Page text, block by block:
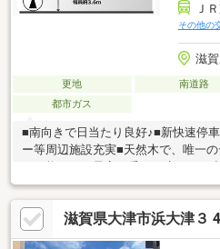
Ｊ
その他の
滋
更地 南道路
都市ガス
■南向きで日当たり良好♪■新快速停
ー等周辺施設充実■天然木で、唯一
も可能です！最高の香りと癒やしの
ます！『昼も夜も』『家と庭』まで
も♪■ローコストから様々な価格帯で
ク動線』『収納』、経験豊かな設計
【間取り】を体感してみてください
滋賀県大津市浜大津３